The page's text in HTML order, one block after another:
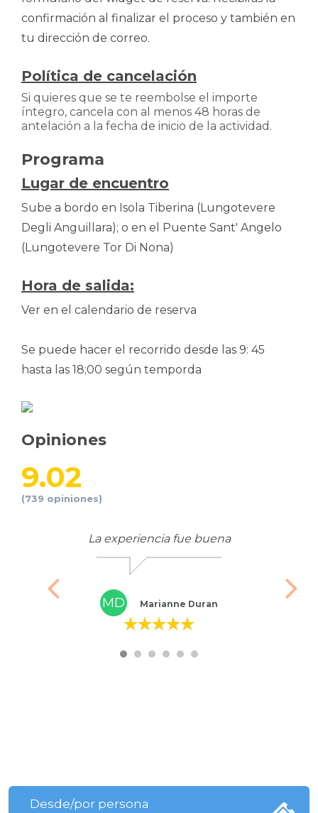
confirmación al finalizar el proceso y también en
tu dirección de correo.
Política de cancelación
Si quieres que se te reembolse el importe
íntegro, cancela con al menos 48 horas de
antelación a la fecha de inicio de la actividad.
Programa
Lugar de encuentro
Sube a bordo en Isola Tiberina (Lungotevere
Degli Anguillara); o en el Puente Sant' Angelo
(Lungotevere Tor Di Nona)
Hora de salida:
Ver en el calendario de reserva
Se puede hacer el recorrido desde las 9: 45
hasta las 18;00 según temporda
Opiniones
9.02
(739 opiniones)
La experiencia fue buena
MD Marianne Duran
Desde/por persona